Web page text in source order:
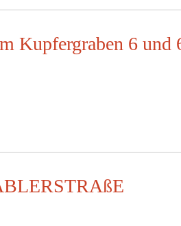
Kupfergraben 6